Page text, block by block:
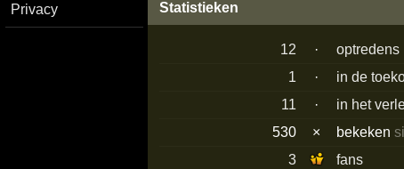
Privacy
Statistieken
12 ·
optredens
1
·
in de
11
·
in het
530
× bekeken
3
fans